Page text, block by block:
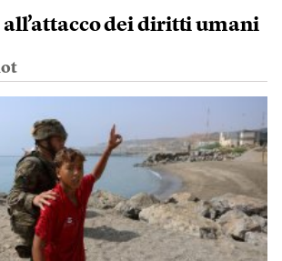
dei diritti umani